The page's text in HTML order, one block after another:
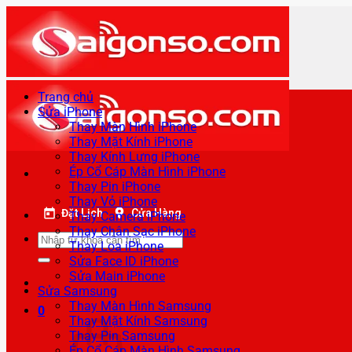
qua
nội
dung
Đặt Lịch Cửa Hàng
Tìm
kiếm:
0
Trang chủ
Sửa iPhone
Thay Màn Hình iPhone
Thay Mặt Kính iPhone
Thay Kính Lưng iPhone
Ép Cổ Cáp Màn Hình iPhone
Thay Pin iPhone
Thay Vỏ iPhone
Thay Camera iPhone
Thay Chân Sạc iPhone
Thay Loa iPhone
Sửa Face ID iPhone
Sửa Main iPhone
Sửa Samsung
Thay Màn Hình Samsung
Thay Mặt Kính Samsung
Thay Pin Samsung